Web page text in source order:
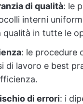
di qualità: le
interni
qualità in tutte le
: le procedure
di lavoro e best
di errori: i